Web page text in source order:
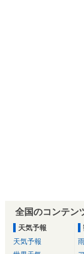
全国のコンテン
天気予報
天気予報